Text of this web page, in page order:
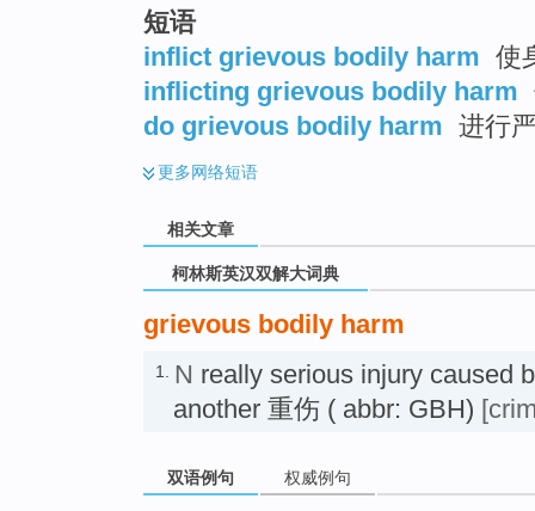
短语
inflict grievous bodily harm 使
inflicting grievous bodily harm
do grievous bodily harm 进行
更多网络短语
相关文章
柯林斯英汉双解大词典
grievous bodily harm
1. N really serious injury caused
another 重伤 ( abbr: GBH)
双语例句 权威例句